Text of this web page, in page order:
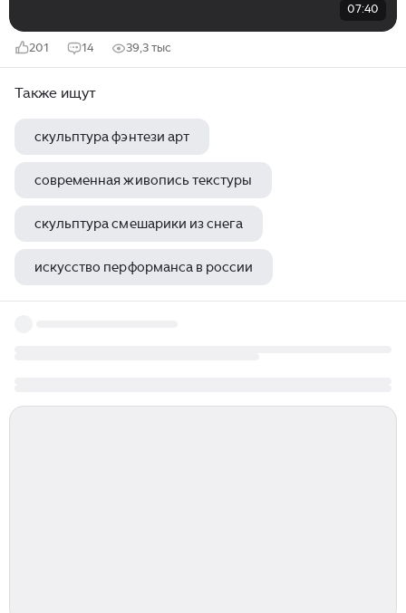
07:40
201 14 39,3 тыс
Также ищут
скульптура фэнтези арт
современная живопись текстуры
скульптура смешарики из снега
искусство перформанса в россии